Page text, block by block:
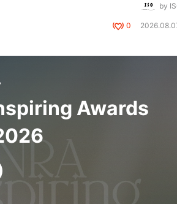
0
by
Awards